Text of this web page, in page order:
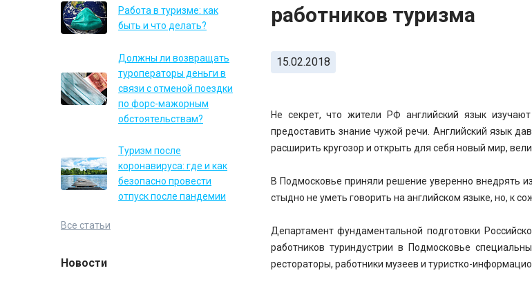
Работа в туризме: как
быть и что делать?
Должны ли возвращать
туроператоры деньги в
связи с отменой поездки
по форс-мажорным
обстоятельствам?
Туризм после
коронавируса: где и как
безопасно провести
отпуск после пандемии
Все статьи
Новости
работников туризма
15.02.2018
Не секрет, что жители РФ английский язык
предоставить знание чужой речи. Английский язык
расширить кругозор и открыть для себя новый мир,
В Подмосковье приняли решение уверенно внедрять
стыдно не уметь говорить на английском языке, но, к
Департамент фундаментальной подготовки
работников туриндустрии в Подмосковье
рестораторы, работники музеев и туристко-